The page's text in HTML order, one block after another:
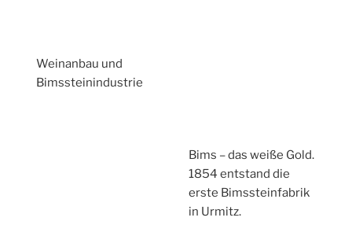
Weinanbau und
Bimssteinindustrie
Bims – das weiße Gold.
1854 entstand die
erste Bimssteinfabrik
in Urmitz.